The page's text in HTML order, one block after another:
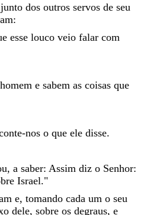
junto dos outros servos de seu
:
esse louco veio falar com
homem e sabem as coisas que
nos o que ele disse.
, a saber: Assim diz o Senhor:
Israel."
e, tomando cada um o seu
dele, sobre os degraus, e